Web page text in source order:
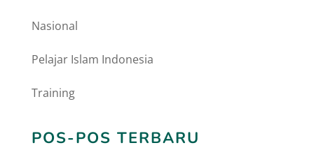
Nasional
Pelajar Islam Indonesia
Training
POS-POS TERBARU